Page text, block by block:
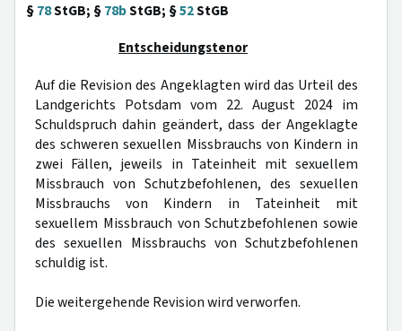
§78StGB; §78bStGB; §52StGB
Entscheidungstenor
Auf die Revision des Angeklagten wird das Urteil des
Landgerichts Potsdam vom 22. August 2024 im
Schuldspruch dahin geändert, dass der Angeklagte
des schweren sexuellen Missbrauchs von Kindern in
zwei Fällen, jeweils in Tateinheit mit sexuellem
Missbrauch von Schutzbefohlenen, des sexuellen
Missbrauchs von Kindern in Tateinheit mit
sexuellem Missbrauch von Schutzbefohlenen sowie
des sexuellen Missbrauchs von Schutzbefohlenen
schuldig ist.
Die weitergehende Revision wird verworfen.